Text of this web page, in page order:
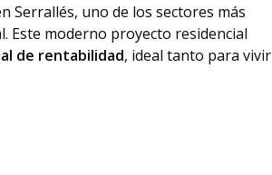
Serrallés, uno de los sectores más
Este moderno proyecto residencial
de rentabilidad, ideal tanto para vivir